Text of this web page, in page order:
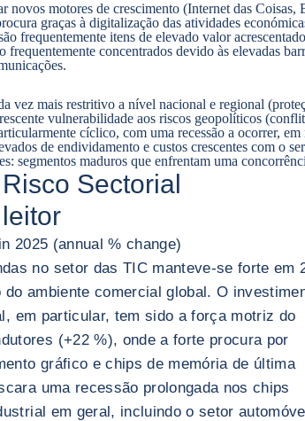
novos motores de crescimento (Internet das
graças à digitalização das atividades
frequentemente itens de elevado valor
frequentemente concentrados devido às elevadas
vez mais restritivo a nível nacional e regional
vulnerabilidade aos riscos geopolíticos
cíclico, com uma recessão a ocorrer,
de endividamento e custos crescentes com o
segmentos maduros que enfrentam uma
Sectorial
2025 (annual % change)
no setor das TIC manteve-se forte em
ambiente comercial global. O
em particular, tem sido a força motriz do
(+22 %), onde a forte procura por
gráfico e chips de memória de última
uma recessão prolongada nos chips
em geral, incluindo o setor